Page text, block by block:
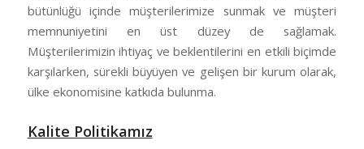
bütünlüğü içinde müşterilerimize sunmak ve müşteri
memnuniyetini en üst düzey de sağlamak.
Müşterilerimizin ihtiyaç ve beklentilerini en etkili biçimde
karşılarken, sürekli büyüyen ve gelişen bir kurum olarak,
ülke ekonomisine katkıda bulunma.
Kalite Politikamız